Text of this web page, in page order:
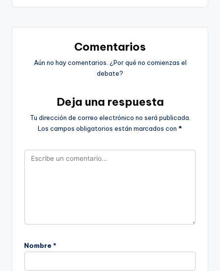
entradas
Comentarios
Aún no hay comentarios. ¿Por qué no comienzas el
debate?
Deja una respuesta
Tu dirección de correo electrónico no será publicada.
Los campos obligatorios están marcados con *
Nombre *